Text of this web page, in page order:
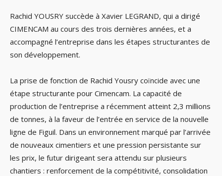
Rachid YOUSRY succède à Xavier LEGRAND, qui a dirigé
CIMENCAM au cours des trois dernières années, et a
accompagné l’entreprise dans les étapes structurantes de
son développement.
La prise de fonction de Rachid Yousry coïncide avec une
étape structurante pour Cimencam. La capacité de
production de l’entreprise a récemment atteint 2,3 millions
de tonnes, à la faveur de l’entrée en service de la nouvelle
ligne de Figuil. Dans un environnement marqué par l’arrivée
de nouveaux cimentiers et une pression persistante sur
les prix, le futur dirigeant sera attendu sur plusieurs
chantiers : renforcement de la compétitivité, consolidation